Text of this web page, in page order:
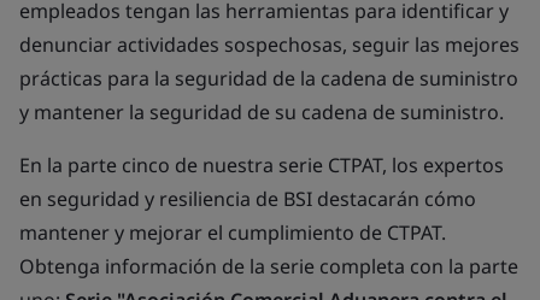
empleados tengan las herramientas para identificar y
denunciar actividades sospechosas, seguir las mejores
prácticas para la seguridad de la cadena de suministro
y mantener la seguridad de su cadena de suministro.
En la parte cinco de nuestra serie CTPAT, los expertos
en seguridad y resiliencia de BSI destacarán cómo
mantener y mejorar el cumplimiento de CTPAT.
Obtenga información de la serie completa con la parte